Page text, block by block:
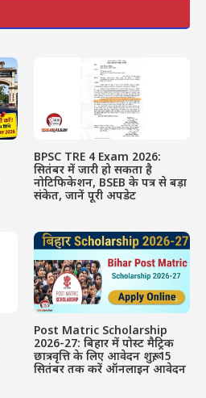
BPSC TRE 4 Exam 2026:
सितंबर में जारी हो सकता है
नोटिफिकेशन, BSEB के पत्र से बड़ा
संकेत, जानें पूरी अपडेट
Post Matric Scholarship
2026-27: बिहार में पोस्ट मैट्रिक
छात्रवृत्ति के लिए आवेदन शुरू, 15
सितंबर तक करें ऑनलाइन आवेदन